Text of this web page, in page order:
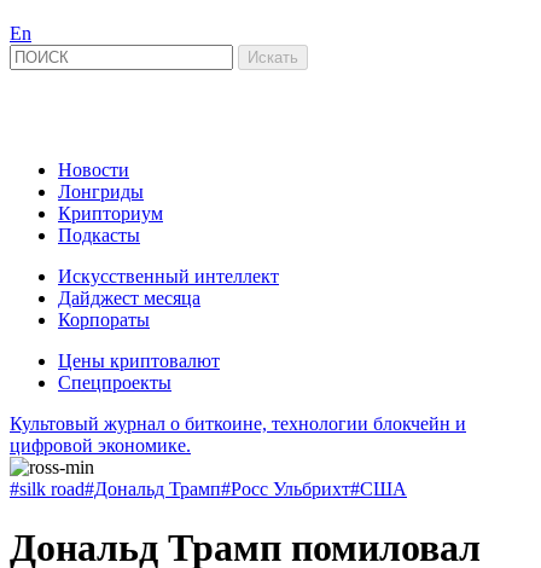
En
Новости
Лонгриды
Крипториум
Подкасты
Искусственный интеллект
Дайджест месяца
Корпораты
Цены криптовалют
Спецпроекты
Культовый журнал о биткоине, технологии блокчейн и
цифровой экономике.
#silk road#Дональд Трамп#Росс Ульбрихт#США
Дональд Трамп помиловал